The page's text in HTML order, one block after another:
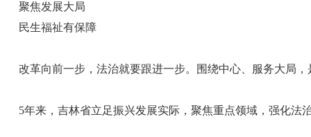
聚焦发展大局
民生福祉有保障
改革向前一步，法治就要跟进一步。围绕中心、服务大局
5年来，吉林省立足振兴发展实际，聚焦重点领域，强化